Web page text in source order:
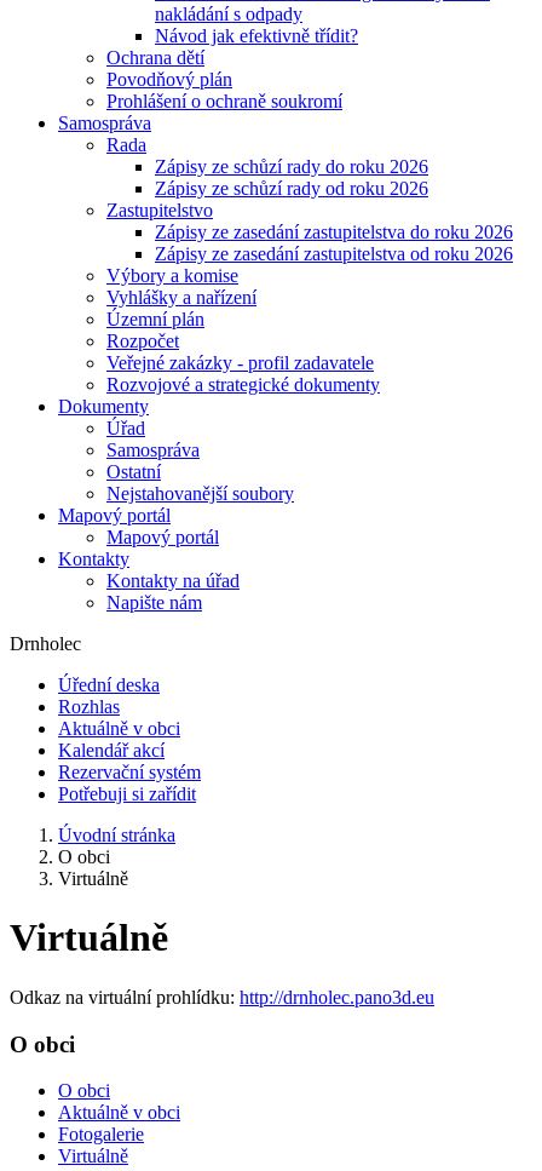
nakládání s odpady
Návod jak efektivně třídit?
Ochrana dětí
Povodňový plán
Prohlášení o ochraně soukromí
Samospráva
Rada
Zápisy ze schůzí rady do roku 2026
Zápisy ze schůzí rady od roku 2026
Zastupitelstvo
Zápisy ze zasedání zastupitelstva do roku 2026
Zápisy ze zasedání zastupitelstva od roku 2026
Výbory a komise
Vyhlášky a nařízení
Územní plán
Rozpočet
Veřejné zakázky - profil zadavatele
Rozvojové a strategické dokumenty
Dokumenty
Úřad
Samospráva
Ostatní
Nejstahovanější soubory
Mapový portál
Mapový portál
Kontakty
Kontakty na úřad
Napište nám
Drnholec
Úřední deska
Rozhlas
Aktuálně v obci
Kalendář akcí
Rezervační systém
Potřebuji si zařídit
Úvodní stránka
O obci
Virtuálně
Virtuálně
Odkaz na virtuální prohlídku: http://drnholec.pano3d.eu
O obci
O obci
Aktuálně v obci
Fotogalerie
Virtuálně